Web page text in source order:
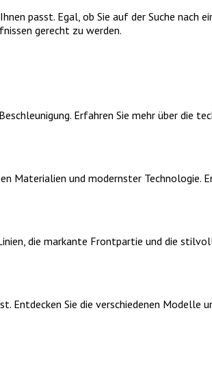
passt. Egal, ob Sie auf der Suche nach
gerecht zu werden.
Erfahren Sie mehr über die
Materialien und modernster Technologie.
die markante Frontpartie und die
Entdecken Sie die verschiedenen Modelle